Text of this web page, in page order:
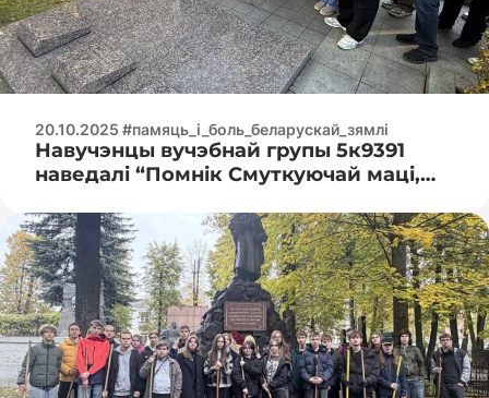
20.10.2025 #памяць_і_боль_беларускай_зямлі
Навучэнцы вучэбнай групы 5к9391
наведалі “Помнік Смуткуючай маці,
жыцці за свабоду і незалежнасць
нашай Радзімы”